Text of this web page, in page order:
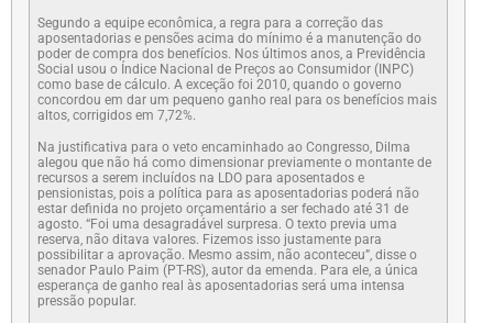
Segundo a equipe econômica, a regra para a correção das
aposentadorias e pensões acima do mínimo é a manutenção do
poder de compra dos benefícios. Nos últimos anos, a Previdência
Social usou o Índice Nacional de Preços ao Consumidor (INPC)
como base de cálculo. A exceção foi 2010, quando o governo
concordou em dar um pequeno ganho real para os benefícios mais
altos, corrigidos em 7,72%.
Na justificativa para o veto encaminhado ao Congresso, Dilma
alegou que não há como dimensionar previamente o montante de
recursos a serem incluídos na LDO para aposentados e
pensionistas, pois a política para as aposentadorias poderá não
estar definida no projeto orçamentário a ser fechado até 31 de
agosto. “Foi uma desagradável surpresa. O texto previa uma
reserva, não ditava valores. Fizemos isso justamente para
possibilitar a aprovação. Mesmo assim, não aconteceu”, disse o
senador Paulo Paim (PT-RS), autor da emenda. Para ele, a única
esperança de ganho real às aposentadorias será uma intensa
pressão popular.